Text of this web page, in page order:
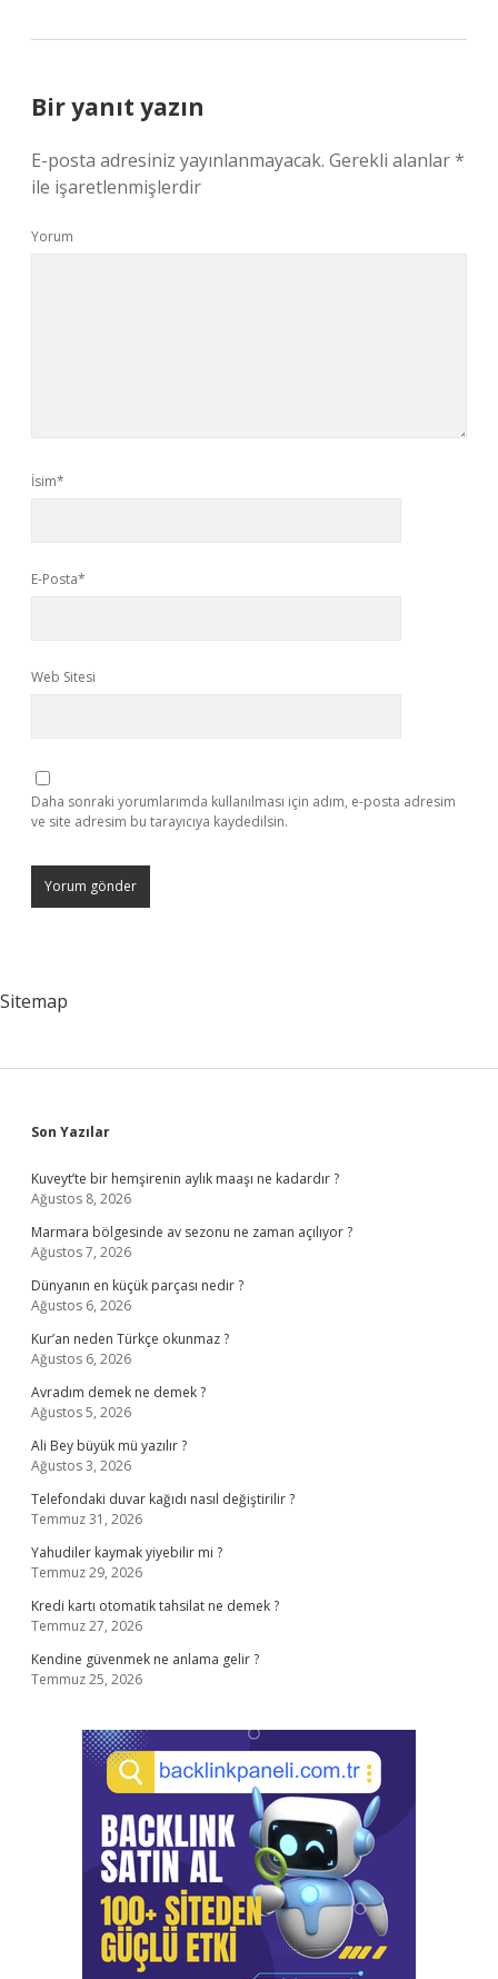
Bir yanıt yazın
E-posta adresiniz yayınlanmayacak. Gerekli alanlar*
ile işaretlenmişlerdir
Yorum
İsim*
E-Posta*
Web Sitesi
Daha sonraki yorumlarımda kullanılması için adım, e-posta adresim
ve site adresim bu tarayıcıya kaydedilsin.
Sitemap
Sidebar
Son Yazılar
Kuveyt’te bir hemşirenin aylık maaşı ne kadardır ?
Ağustos 8, 2026
Marmara bölgesinde av sezonu ne zaman açılıyor ?
Ağustos 7, 2026
Dünyanın en küçük parçası nedir ?
Ağustos 6, 2026
Kur’an neden Türkçe okunmaz ?
Ağustos 6, 2026
Avradım demek ne demek ?
Ağustos 5, 2026
Ali Bey büyük mü yazılır ?
Ağustos 3, 2026
Telefondaki duvar kağıdı nasıl değiştirilir ?
Temmuz 31, 2026
Yahudiler kaymak yiyebilir mi ?
Temmuz 29, 2026
Kredi kartı otomatik tahsilat ne demek ?
Temmuz 27, 2026
Kendine güvenmek ne anlama gelir ?
Temmuz 25, 2026